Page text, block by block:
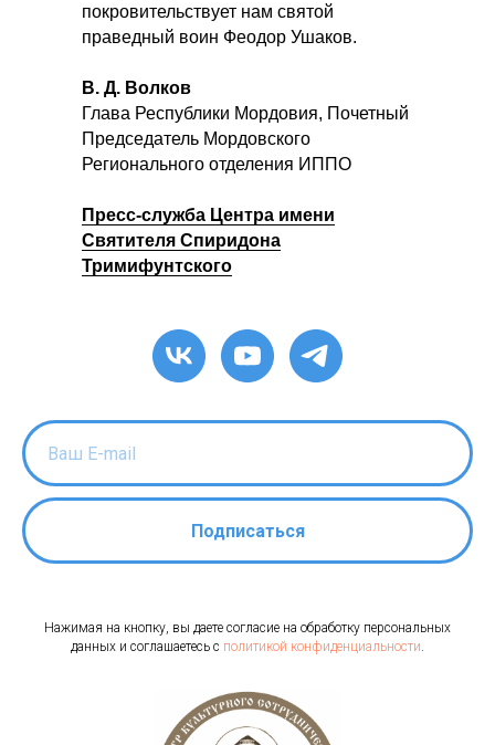
покровительствует нам святой
праведный воин Феодор Ушаков.
В. Д. Волков
Глава Республики Мордовия, Почетный
Председатель Мордовского
Регионального отделения ИППО
Пресс-служба Центра имени
Святителя Спиридона
Тримифунтского
Подписаться
Нажимая на кнопку, вы даете согласие на обработку персональных
данных и соглашаетесь c политикой конфиденциальности.